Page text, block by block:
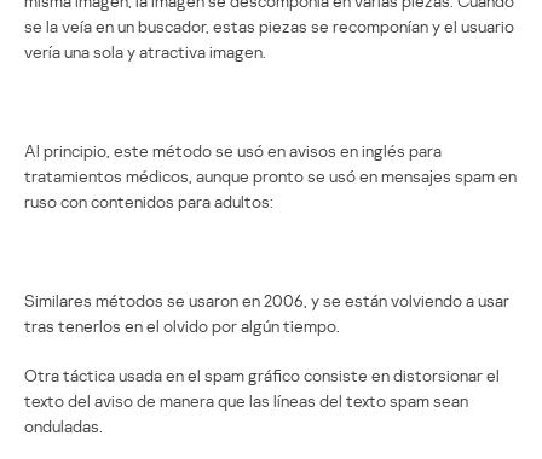
se la veía en un buscador, estas piezas se recomponían y el usuario
vería una sola y atractiva imagen.
Al principio, este método se usó en avisos en inglés para
tratamientos médicos, aunque pronto se usó en mensajes spam en
ruso con contenidos para adultos:
Similares métodos se usaron en 2006, y se están volviendo a usar
tras tenerlos en el olvido por algún tiempo.
Otra táctica usada en el spam gráfico consiste en distorsionar el
texto del aviso de manera que las líneas del texto spam sean
onduladas.